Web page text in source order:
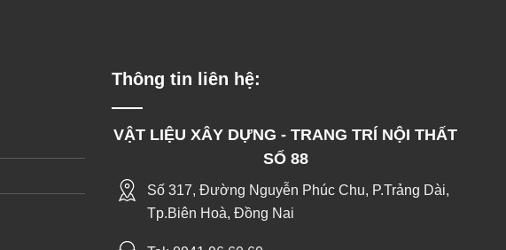
Thông tin liên hệ:
VẬT LIỆU XÂY DỰNG - TRANG TRÍ NỘI THẤT
SỐ 88
Số 317, Đường Nguyễn Phúc Chu, P.Trảng Dài,
Tp.Biên Hoà, Đồng Nai